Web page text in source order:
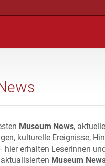
Museum News, aktuelle
kulturelle Ereignisse,
erhalten Leserinnen
Museum